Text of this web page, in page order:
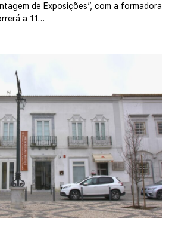
de Exposições”, com a formadora
a 11…